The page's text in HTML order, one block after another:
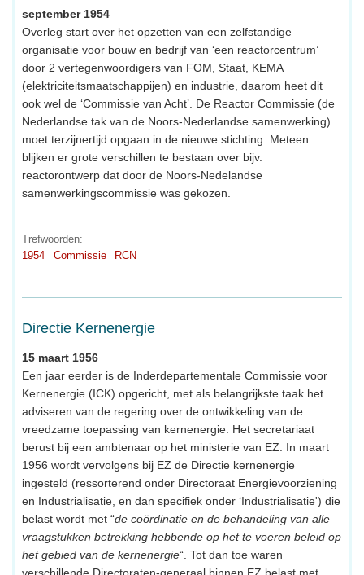
september 1954
Overleg start over het opzetten van een zelfstandige
organisatie voor bouw en bedrijf van ‘een reactorcentrum’
door 2 vertegenwoordigers van FOM, Staat, KEMA
(elektriciteitsmaatschappijen) en industrie, daarom heet dit
ook wel de ‘Commissie van Acht’. De Reactor Commissie (de
Nederlandse tak van de Noors-Nederlandse samenwerking)
moet terzijnertijd opgaan in de nieuwe stichting. Meteen
blijken er grote verschillen te bestaan over bijv.
reactorontwerp dat door de Noors-Nedelandse
samenwerkingscommissie was gekozen.
Trefwoorden:
1954
Commissie RCN
Directie Kernenergie
15 maart 1956
Een jaar eerder is de Inderdepartementale Commissie voor
Kernenergie (ICK) opgericht, met als belangrijkste taak het
adviseren van de regering over de ontwikkeling van de
vreedzame toepassing van kernenergie. Het secretariaat
berust bij een ambtenaar op het ministerie van EZ. In maart
1956 wordt vervolgens bij EZ de Directie kernenergie
ingesteld (ressorterend onder Directoraat Energievoorziening
en Industrialisatie, en dan specifiek onder ‘Industrialisatie') die
belast wordt met “de coördinatie en de behandeling van alle
vraagstukken betrekking hebbende op het te voeren beleid op
het gebied van de kernenergie“. Tot dan toe waren